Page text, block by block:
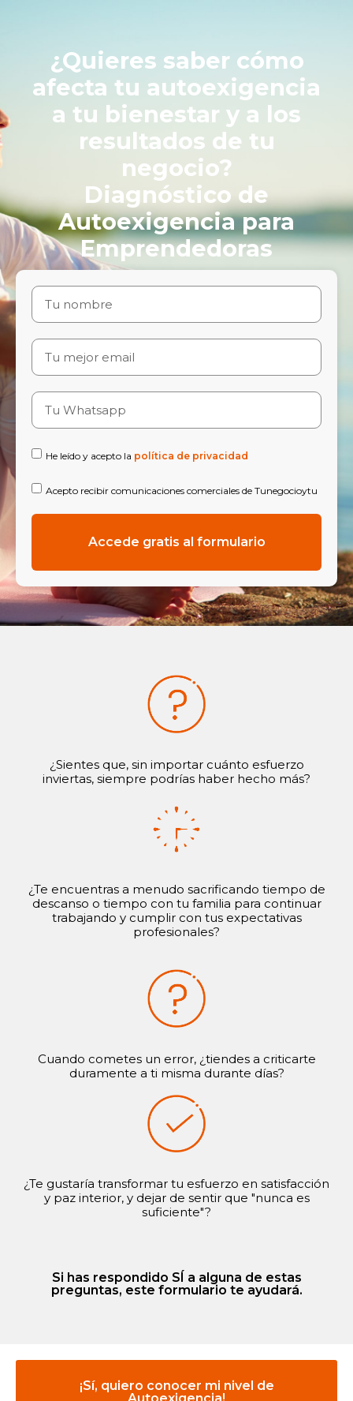
¿Quieres saber cómo
afecta tu autoexigencia
a tu bienestar y a los
resultados de tu
negocio?
Diagnóstico de
Autoexigencia para
Emprendedoras
He leído y acepto la política de privacidad
Acepto recibir comunicaciones comerciales de Tunegocioytu
Accede gratis al formulario
¿Sientes que, sin importar cuánto esfuerzo
inviertas, siempre podrías haber hecho más?
¿Te encuentras a menudo sacrificando tiempo de
descanso o tiempo con tu familia para continuar
trabajando y cumplir con tus expectativas
profesionales?
Cuando cometes un error, ¿tiendes a criticarte
duramente a ti misma durante días?
¿Te gustaría transformar tu esfuerzo en satisfacción
y paz interior, y dejar de sentir que "nunca es
suficiente"?
Si has respondido SÍ a alguna de estas
preguntas, este formulario te ayudará.
¡Sí, quiero conocer mi nivel de